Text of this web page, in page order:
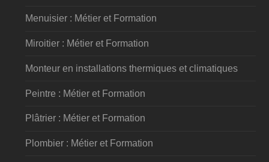
Menuisier : Métier et Formation
Miroitier : Métier et Formation
Monteur en installations thermiques et climatiques
Peintre : Métier et Formation
Plâtrier : Métier et Formation
Plombier : Métier et Formation